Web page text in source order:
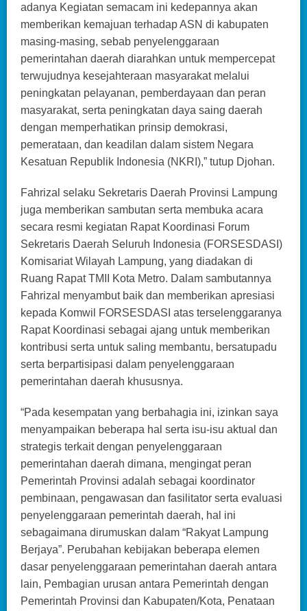
adanya Kegiatan semacam ini kedepannya akan
memberikan kemajuan terhadap ASN di kabupaten
masing-masing, sebab penyelenggaraan
pemerintahan daerah diarahkan untuk mempercepat
terwujudnya kesejahteraan masyarakat melalui
peningkatan pelayanan, pemberdayaan dan peran
masyarakat, serta peningkatan daya saing daerah
dengan memperhatikan prinsip demokrasi,
pemerataan, dan keadilan dalam sistem Negara
Kesatuan Republik Indonesia (NKRI),” tutup Djohan.
Fahrizal selaku Sekretaris Daerah Provinsi Lampung
juga memberikan sambutan serta membuka acara
secara resmi kegiatan Rapat Koordinasi Forum
Sekretaris Daerah Seluruh Indonesia (FORSESDASI)
Komisariat Wilayah Lampung, yang diadakan di
Ruang Rapat TMII Kota Metro. Dalam sambutannya
Fahrizal menyambut baik dan memberikan apresiasi
kepada Komwil FORSESDASI atas terselenggaranya
Rapat Koordinasi sebagai ajang untuk memberikan
kontribusi serta untuk saling membantu, bersatupadu
serta berpartisipasi dalam penyelenggaraan
pemerintahan daerah khususnya.
“Pada kesempatan yang berbahagia ini, izinkan saya
menyampaikan beberapa hal serta isu-isu aktual dan
strategis terkait dengan penyelenggaraan
pemerintahan daerah dimana, mengingat peran
Pemerintah Provinsi adalah sebagai koordinator
pembinaan, pengawasan dan fasilitator serta evaluasi
penyelenggaraan pemerintah daerah, hal ini
sebagaimana dirumuskan dalam “Rakyat Lampung
Berjaya”. Perubahan kebijakan beberapa elemen
dasar penyelenggaraan pemerintahan daerah antara
lain, Pembagian urusan antara Pemerintah dengan
Pemerintah Provinsi dan Kabupaten/Kota, Penataan